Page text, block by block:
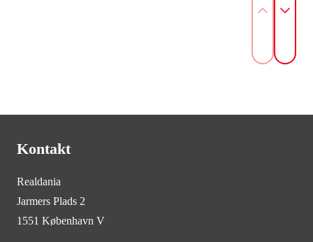
Kontakt
Realdania
Jarmers Plads 2
1551 København V